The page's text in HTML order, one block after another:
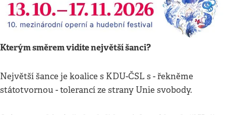
Kterým směrem vidíte největší šanci?
Největší šance je koalice s KDU-ČSL s - řekněme
státotvornou - tolerancí ze strany Unie svobody.